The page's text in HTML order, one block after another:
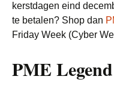
kerstdagen eind
te betalen? Shop dan
Friday Week (Cyber
PME